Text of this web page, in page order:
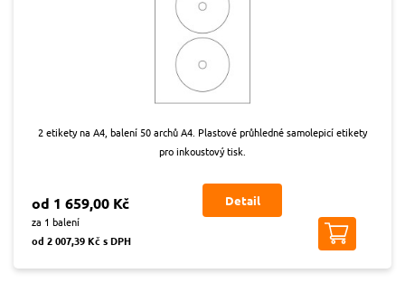
2 etikety na A4, balení 50 archů A4. Plastové průhledné samolepicí etikety
pro inkoustový tisk.
od 1 659,00 Kč
za 1 balení
od 2 007,39 Kč s DPH
Detail